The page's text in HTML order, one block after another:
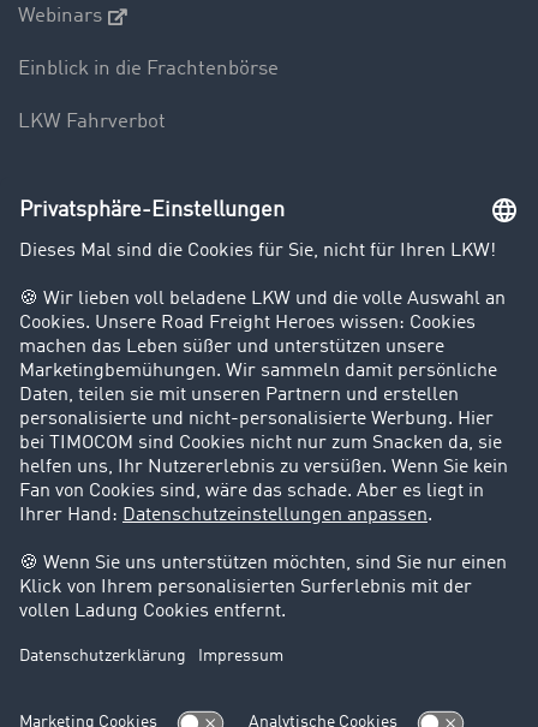
Webinars
Einblick in die Frachtenbörse
LKW Fahrverbot
Unternehmen
Kunden werben Kunden
Success Stories
Karriere
Support
Kontakt
Rechtliches
Impressum
AGB